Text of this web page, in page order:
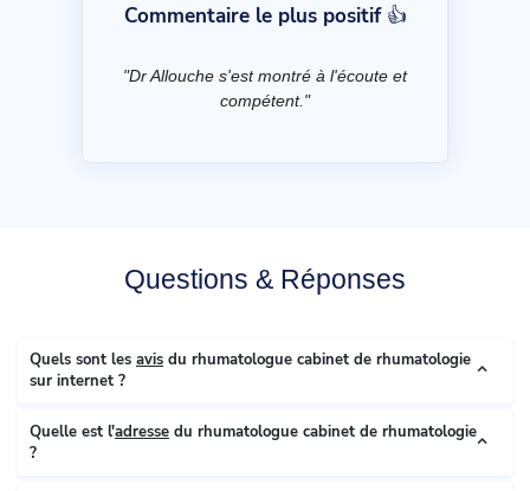
Commentaire le plus positif 👍
"Dr Allouche s'est montré à l'écoute et
compétent."
Questions & Réponses
Quels sont les avis du rhumatologue cabinet de rhumatologie
sur internet ?
Quelle est l'adresse du rhumatologue cabinet de rhumatologie
?